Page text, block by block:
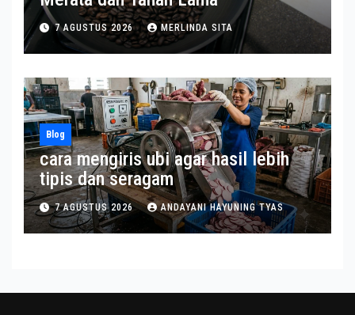
7 AGUSTUS 2026 MERLINDA SITA
Blog
cara mengiris ubi agar hasil lebih
tipis dan seragam
7 AGUSTUS 2026 ANDAYANI HAYUNING TYAS